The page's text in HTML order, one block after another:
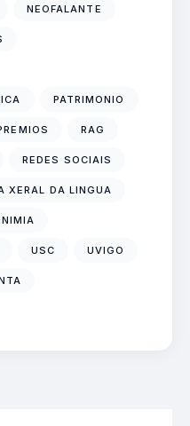
NEOFALANTE
PATRIMONIO
RAG
REDES SOCIAIS
XERAL DA LINGUA
USC UVIGO